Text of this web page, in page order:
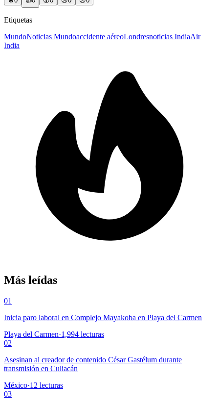
Etiquetas
MundoNoticias Mundoaccidente aéreoLondresnoticias IndiaAir
India
Más leídas
01
Inicia paro laboral en Complejo Mayakoba en Playa del Carmen
Playa del Carmen·1,994 lecturas
02
Asesinan al creador de contenido César Gastélum durante
transmisión en Culiacán
México·12 lecturas
03